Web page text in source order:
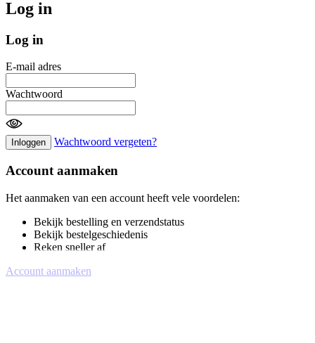
Log in
Log in
E-mail adres
Wachtwoord
Inloggen Wachtwoord vergeten?
Account aanmaken
Het aanmaken van een account heeft vele voordelen:
Bekijk bestelling en verzendstatus
Bekijk bestelgeschiedenis
Reken sneller af
Account aanmaken